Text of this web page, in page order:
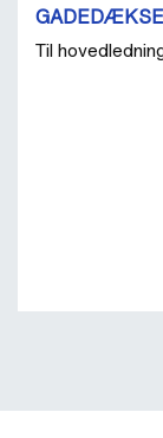
Til